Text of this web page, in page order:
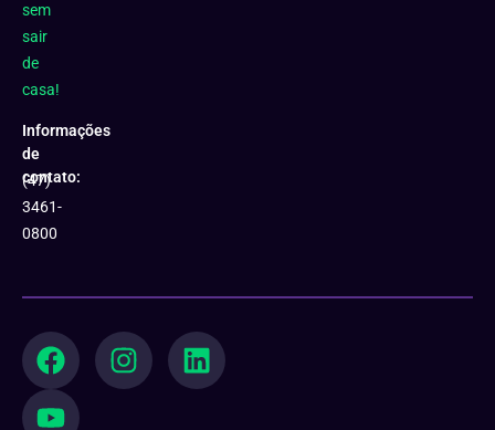
sem
sair
de
casa!
Informações
de
contato:
(47)
3461-
0800
F
a
c
I
n
L
i
Y
o
u